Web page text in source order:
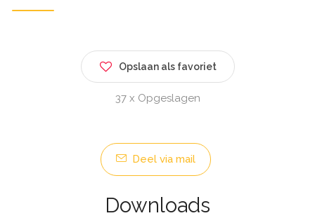
Opslaan als favoriet
37 x Opgeslagen
Deel via mail
Downloads